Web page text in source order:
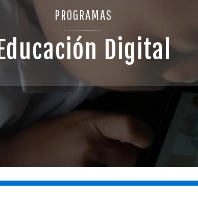
PROGRAMAS
Educación Digital